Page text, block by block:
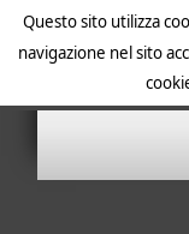
Questo sito utilizza
navigazione nel sito